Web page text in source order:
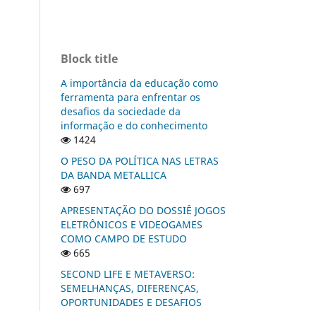
Block title
A importância da educação como
ferramenta para enfrentar os
desafios da sociedade da
informação e do conhecimento
1424
O PESO DA POLÍTICA NAS LETRAS
DA BANDA METALLICA
697
APRESENTAÇÃO DO DOSSIÊ JOGOS
ELETRÔNICOS E VIDEOGAMES
COMO CAMPO DE ESTUDO
665
SECOND LIFE E METAVERSO:
SEMELHANÇAS, DIFERENÇAS,
OPORTUNIDADES E DESAFIOS